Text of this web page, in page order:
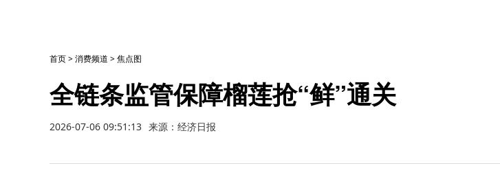
首页>消费频道 >焦点图
全链条监管保障榴莲抢“鲜”通关
2026-07-06 09:51:13 来源：经济日报